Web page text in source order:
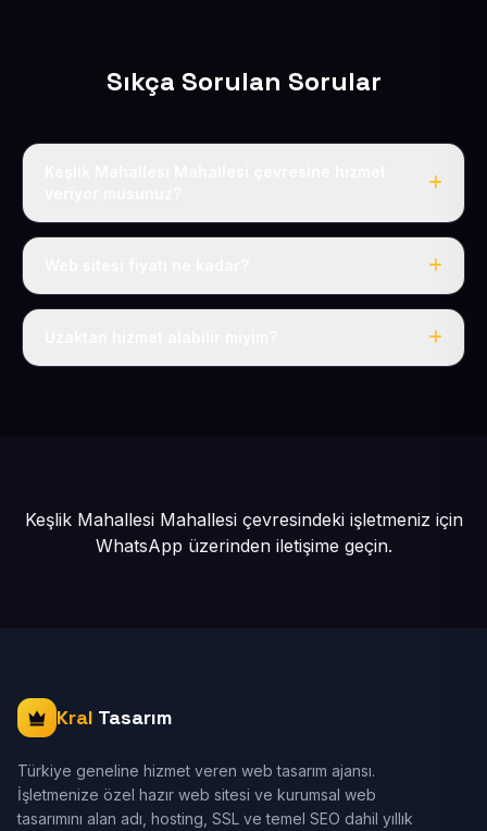
Sıkça Sorulan Sorular
Evet, Keşlik Mahallesi dahil tüm Yeşilhisar ve Yeşilhisar
Tek fiyat: yılda 50 USD + KDV, her şey dahil.
Keşlik Mahallesi Mahallesi çevresindeki işletmeniz için
WhatsApp üzerinden iletişime geçin.
Kral Tasarım
Türkiye geneline hizmet veren web tasarım ajansı.
İşletmenize özel hazır web sitesi ve kurumsal web
tasarımını alan adı, hosting, SSL ve temel SEO dahil yıllık